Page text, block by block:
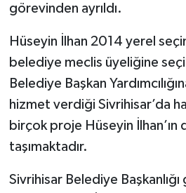
görevinden ayrıldı.
Hüseyin İlhan 2014 yerel
belediye meclis üyeliğine
Belediye Başkan
hizmet verdiği Sivrihisar’da
birçok proje Hüseyin İlhan’ın
taşımaktadır.
Sivrihisar Belediye